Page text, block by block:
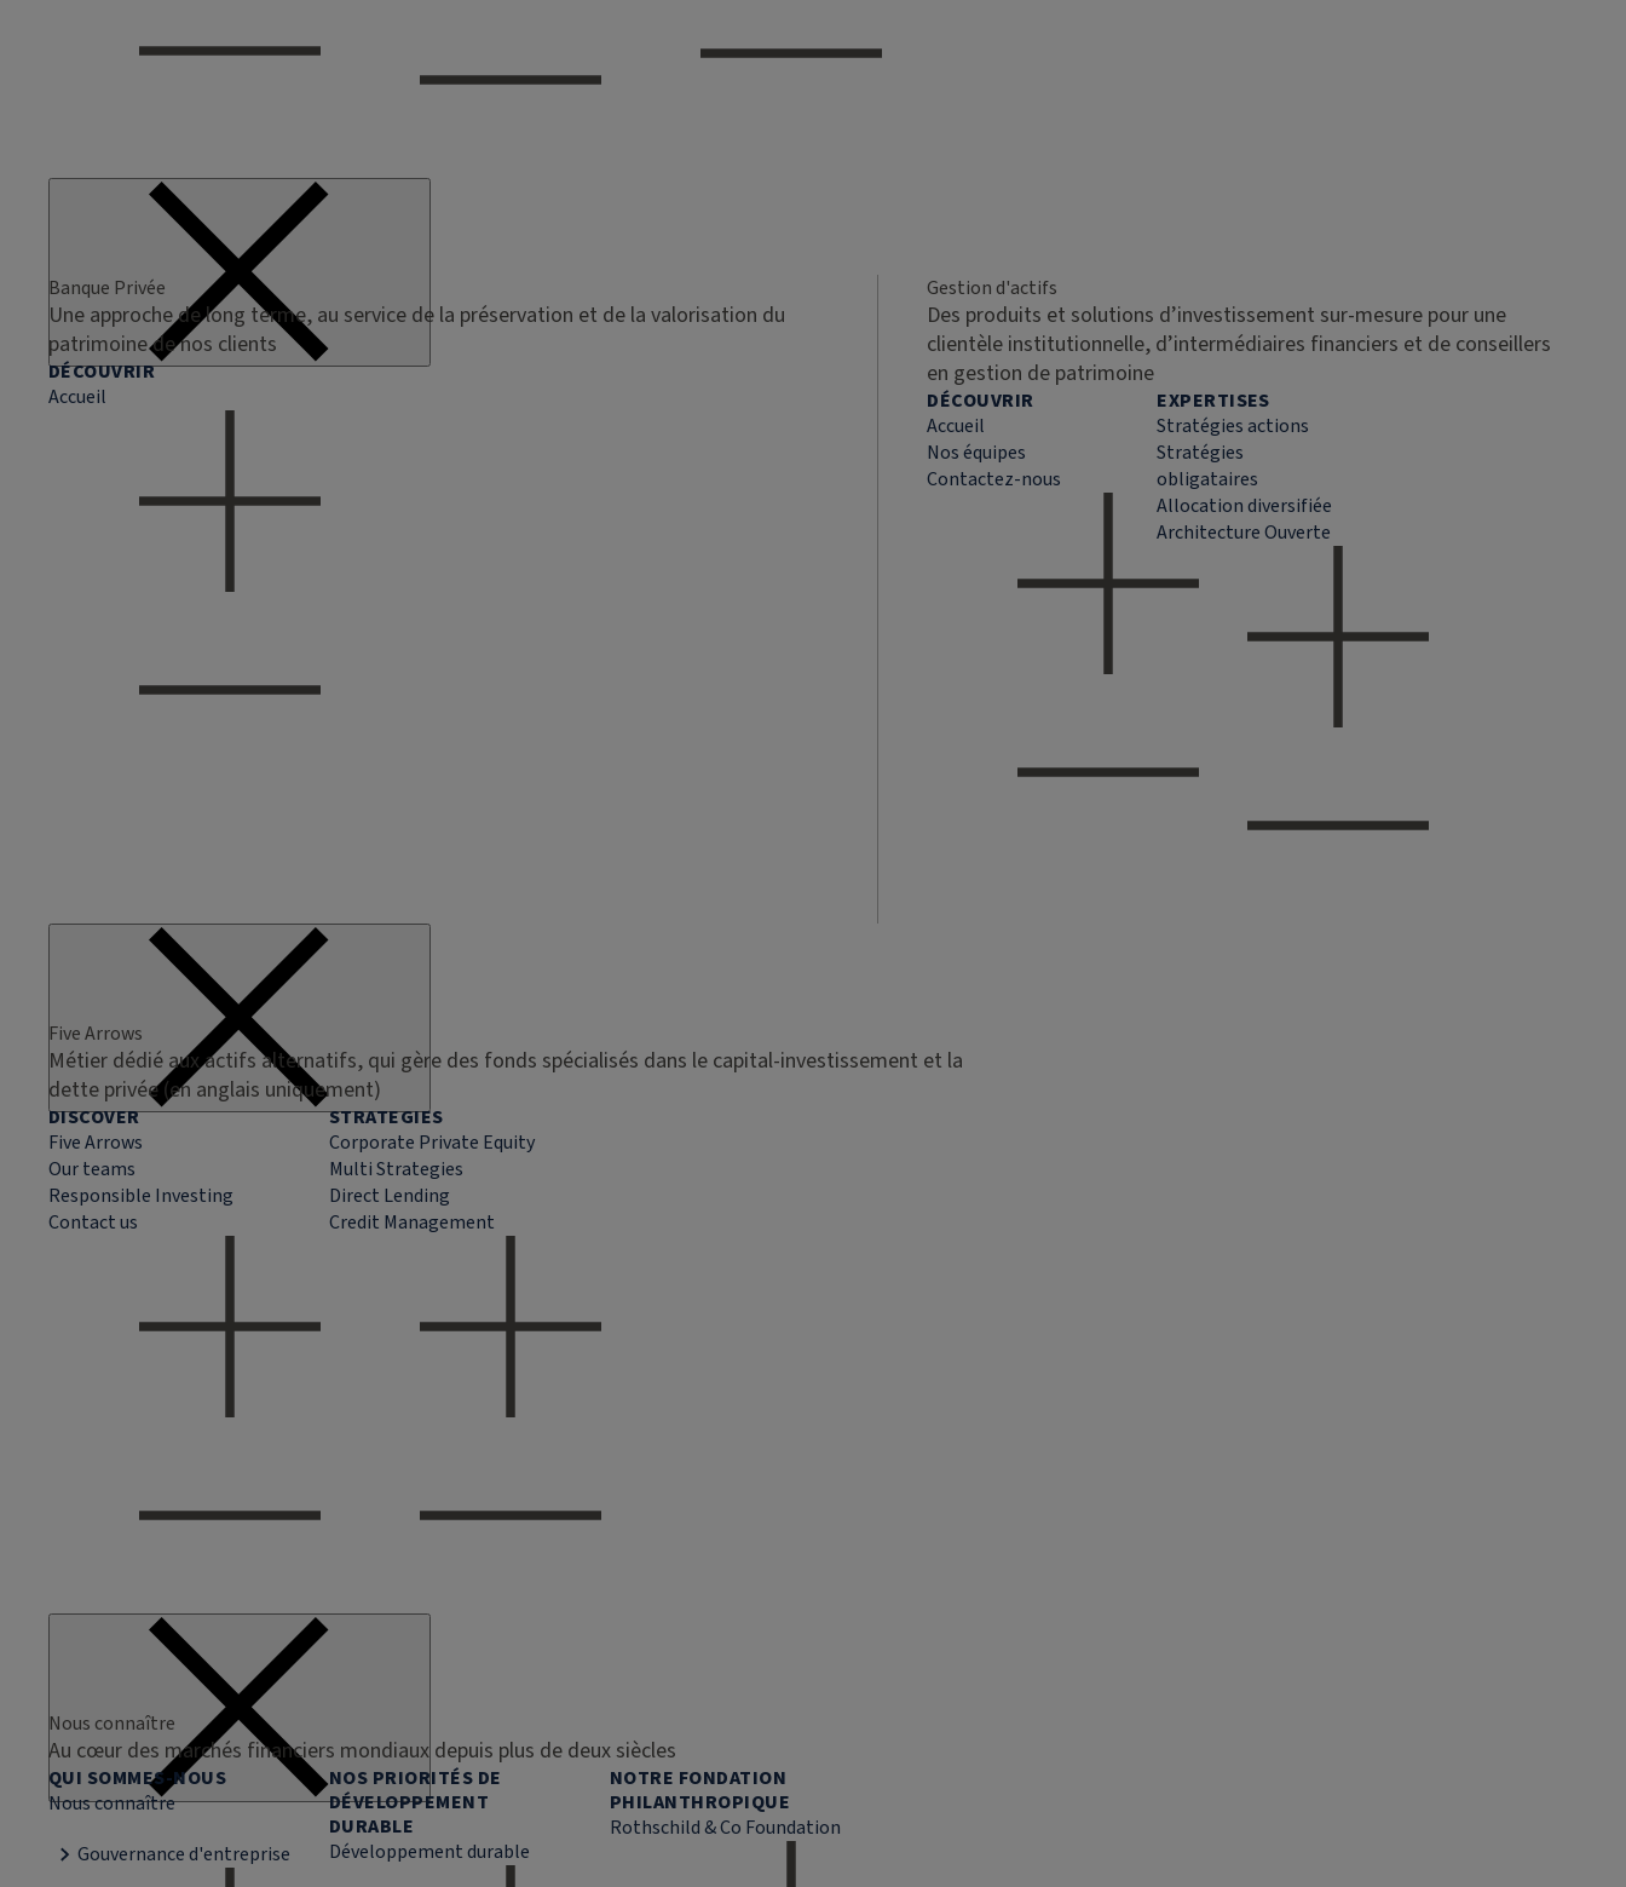
Banque Privée
Une approche de long terme, au service de la préservation et de la valorisation du
patrimoine de nos clients
DÉCOUVRIR
Accueil
Gestion d'actifs
Des produits et solutions d’investissement sur-mesure pour une
clientèle institutionnelle, d’intermédiaires financiers et de conseillers
en gestion de patrimoine
DÉCOUVRIR
Accueil
Nos équipes
Contactez-nous
EXPERTISES
Stratégies actions
Stratégies
obligataires
Allocation diversifiée
Architecture Ouverte
Five Arrows
Métier dédié aux actifs alternatifs, qui gère des fonds spécialisés dans le capital-investissement et la
dette privée (en anglais uniquement)
DISCOVER
Five Arrows
Our teams
Responsible Investing
Contact us
STRATEGIES
Corporate Private Equity
Multi Strategies
Direct Lending
Credit Management
Nous connaître
Au cœur des marchés financiers mondiaux depuis plus de deux siècles
QUI SOMMES-NOUS
Nous connaître
Gouvernance d'entreprise
NOS PRIORITÉS DE
DÉVELOPPEMENT
DURABLE
Développement durable
NOTRE FONDATION
PHILANTHROPIQUE
Rothschild & Co Foundation